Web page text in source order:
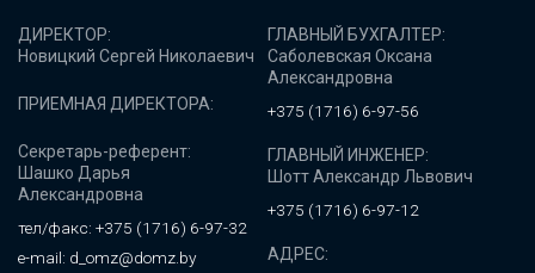
ДИРЕКТОР:
Новицкий Сергей Николаевич
ПРИЕМНАЯ ДИРЕКТОРА:
Секретарь-референт:
Шашко Дарья
Александровна
тел/факс: +375 (1716) 6-97-32
e-mail: d_omz@domz.by
ГЛАВНЫЙ БУХГАЛТЕР:
Саболевская Оксана
Александровна
+375 (1716) 6-97-56
ГЛАВНЫЙ ИНЖЕНЕР:
Шотт Александр Львович
+375 (1716) 6-97-12
АДРЕС: